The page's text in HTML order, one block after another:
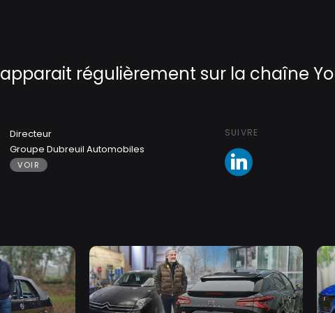
catégories
régulièrement sur la chaîne
Directeur
Groupe Dubreuil Automobiles
VOIR
SUIVRE
LinkedIN